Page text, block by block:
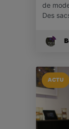
de
Des
ACTU